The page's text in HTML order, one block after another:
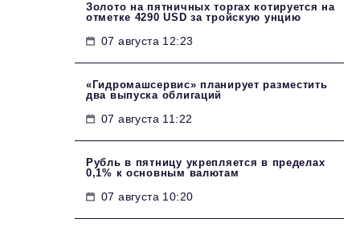
Золото на пятничных торгах котируется на
отметке 4290 USD за тройскую унцию
07 августа 12:23
«Гидромашсервис» планирует разместить
два выпуска облигаций
07 августа 11:22
Рубль в пятницу укрепляется в пределах
0,1% к основным валютам
07 августа 10:20